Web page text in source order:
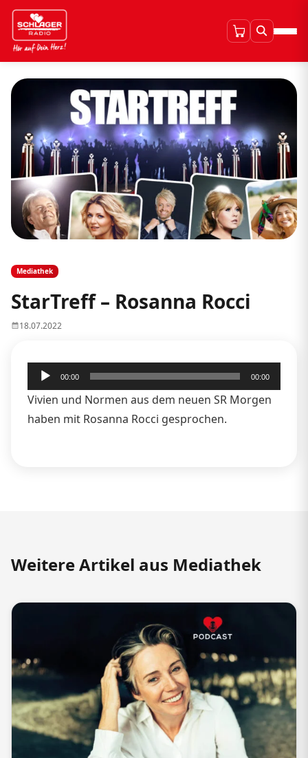
Mediathek
StarTreff – Rosanna Rocci
18.07.2022
Audio-
Player
00:00 00:00
Vivien und Normen aus dem neuen SR Morgen
haben mit Rosanna Rocci gesprochen.
Weitere Artikel aus Mediathek